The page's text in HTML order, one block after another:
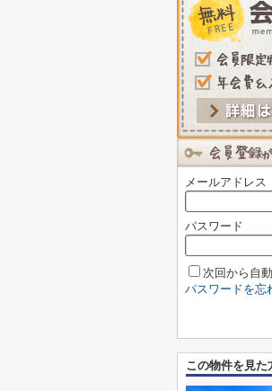
メールアドレス
パスワード
次回から自
パスワードを忘
この物件を見た